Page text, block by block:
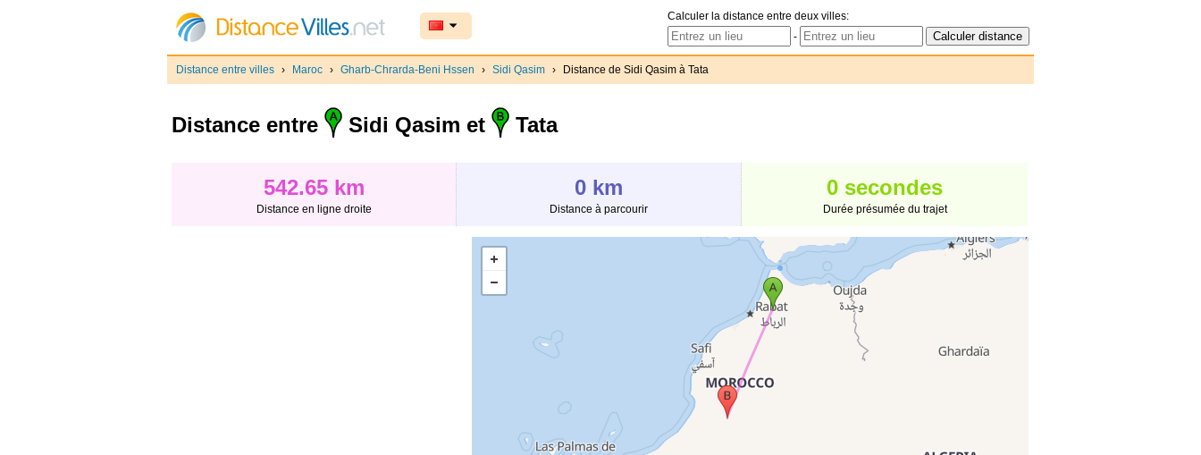
Calculer la distance entre deux villes:
-
Distance entre villes › Maroc › Gharb-Chrarda-Beni Hssen › Sidi Qasim › Distance de Sidi Qasim à Tata
Distance entre Sidi Qasim et Tata
542.65 km
Distance en ligne droite
0 km
Distance à parcourir
0 secondes
Durée présumée du trajet